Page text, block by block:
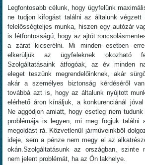
Legfontosabb célunk, hogy ügyfelünk
ne tudjon kifogást találni az általunk végzett
felelősségteljes munka, hiszen egy autózár
is létfontosságú, hogy az ajtót
a zárat kicserélni. Mi minden esetben
elkerüljük az ügyfeleknek okozható
Szolgáltatásaink átfogóak, az év minden
eleget teszünk megrendelőinknek, akár
akár a személyes biztonság kérdéséről
továbbá azt is, hogy az általunk nyújtott
elérhető áron kínáljuk, a konkurenciánál jóval
Ne aggódjon amiatt, hogy esetleg nem
problémája is legyen, mi meg fogjuk találni
megoldást rá. Közvetlenül járműveinkből
ideje, sem a pénze nem megy el az
okán.Szolgáltatásunk az országban, szinte
nem jelent problémát, ha az Ön lakhelye.